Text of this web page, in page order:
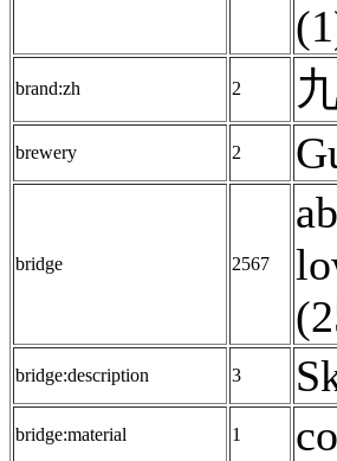
brand:zh 2
brewery 2
bridge 2567
bridge:description 3
bridge:material 1